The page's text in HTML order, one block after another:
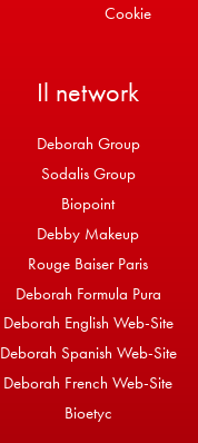
Cookie
Il network
Deborah Group
Sodalis Group
Biopoint
Debby Makeup
Rouge Baiser Paris
Deborah Formula Pura
Deborah English Web-Site
Deborah Spanish Web-Site
Deborah French Web-Site
Bioetyc